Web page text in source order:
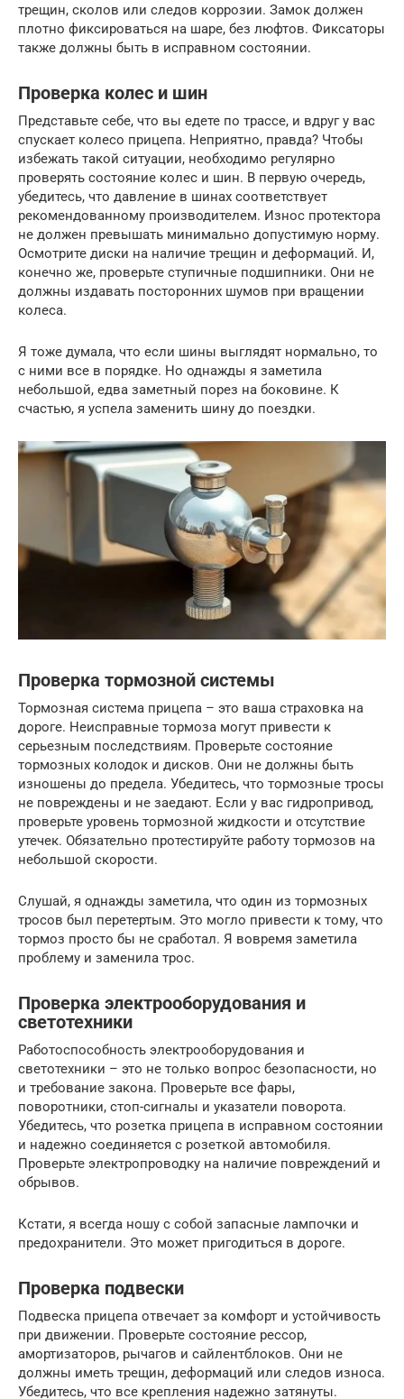
трещин, сколов или следов коррозии. Замок должен
плотно фиксироваться на шаре, без люфтов. Фиксаторы
также должны быть в исправном состоянии.
Проверка колес и шин
Представьте себе, что вы едете по трассе, и вдруг у вас
спускает колесо прицепа. Неприятно, правда? Чтобы
избежать такой ситуации, необходимо регулярно
проверять состояние колес и шин. В первую очередь,
убедитесь, что давление в шинах соответствует
рекомендованному производителем. Износ протектора
не должен превышать минимально допустимую норму.
Осмотрите диски на наличие трещин и деформаций. И,
конечно же, проверьте ступичные подшипники. Они не
должны издавать посторонних шумов при вращении
колеса.
Я тоже думала, что если шины выглядят нормально, то
с ними все в порядке. Но однажды я заметила
небольшой, едва заметный порез на боковине. К
счастью, я успела заменить шину до поездки.
Проверка тормозной системы
Тормозная система прицепа – это ваша страховка на
дороге. Неисправные тормоза могут привести к
серьезным последствиям. Проверьте состояние
тормозных колодок и дисков. Они не должны быть
изношены до предела. Убедитесь, что тормозные тросы
не повреждены и не заедают. Если у вас гидропривод,
проверьте уровень тормозной жидкости и отсутствие
утечек. Обязательно протестируйте работу тормозов на
небольшой скорости.
Слушай, я однажды заметила, что один из тормозных
тросов был перетертым. Это могло привести к тому, что
тормоз просто бы не сработал. Я вовремя заметила
проблему и заменила трос.
Проверка электрооборудования и
светотехники
Работоспособность электрооборудования и
светотехники – это не только вопрос безопасности, но
и требование закона. Проверьте все фары,
поворотники, стоп-сигналы и указатели поворота.
Убедитесь, что розетка прицепа в исправном состоянии
и надежно соединяется с розеткой автомобиля.
Проверьте электропроводку на наличие повреждений и
обрывов.
Кстати, я всегда ношу с собой запасные лампочки и
предохранители. Это может пригодиться в дороге.
Проверка подвески
Подвеска прицепа отвечает за комфорт и устойчивость
при движении. Проверьте состояние рессор,
амортизаторов, рычагов и сайлентблоков. Они не
должны иметь трещин, деформаций или следов износа.
Убедитесь, что все крепления надежно затянуты.